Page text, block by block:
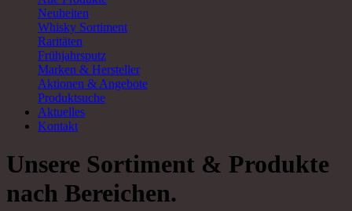
Neuheiten
Whisky Sortiment
Raritäten
Frühjahrsputz
Marken & Hersteller
Aktionen & Angebote
Produktsuche
Aktuelles
Kontakt
Unsere Sortiment & Produkte
nach Bereichen.